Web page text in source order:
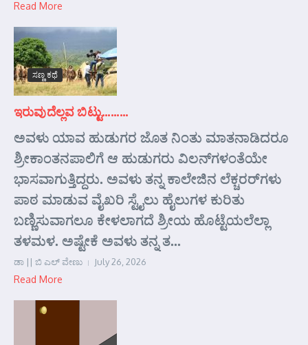
Read More
ಸಣ್ಣ ಕಥೆ
ಇರುವುದೆಲ್ಲವ ಬಿಟ್ಟು………
ಅವಳು ಯಾವ ಹುಡುಗರ ಜೊತ ನಿಂತು ಮಾತನಾಡಿದರೂ
ಶ್ರೀಕಾಂತನಪಾಲಿಗೆ ಆ ಹುಡುಗರು ವಿಲನ್‌ಗಳಂತೆಯೇ
ಭಾಸವಾಗುತ್ತಿದ್ದರು. ಅವಳು ತನ್ನ ಕಾಲೇಜಿನ ಲೆಕ್ಚರರ್‌ಗಳು
ಪಾಠ ಮಾಡುವ ವೈಖರಿ ಸ್ಟೈಲು ಹೈಲುಗಳ ಕುರಿತು
ಬಣ್ಣಿಸುವಾಗಲೂ ಕೇಳಲಾಗದೆ ಶ್ರೀಯ ಹೊಟ್ಟೆಯಲೆಲ್ಲಾ
ತಳಮಳ. ಅಷ್ಟೇಕೆ ಅವಳು ತನ್ನ ತ...
ಡಾ || ಬಿ ಎಲ್ ವೇಣು July 26, 2026
Read More